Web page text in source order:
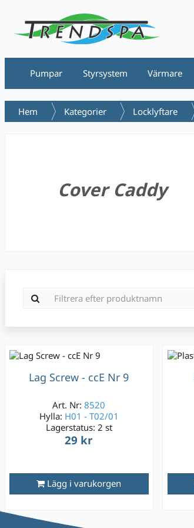
Pumpar Styrsystem Värmare
Hem Kategorier Locklyftare
Cover Caddy
Lag Screw - ccE Nr 9
Art. Nr:8520
Hylla: H01 - T02/01
Lagerstatus: 2 st
29 kr
Lägg i varukorgen